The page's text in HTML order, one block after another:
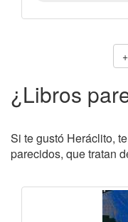
¿Libros
Si te gustó Heráclito,
parecidos, que tratan